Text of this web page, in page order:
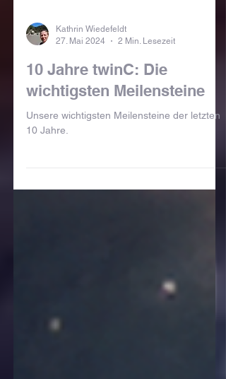
Kathrin Wiedefeldt
27. Mai 2024
2 Min. Lesezeit
10 Jahre twinC: Die
wichtigsten Meilensteine